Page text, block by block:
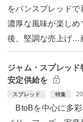
をパンスプレッドで
濃厚な風味が楽しめ
後、堅調な売上げ…
ジャム・スプレッ
安定供給を
スプレッド 特集
BtoBを中心に多彩